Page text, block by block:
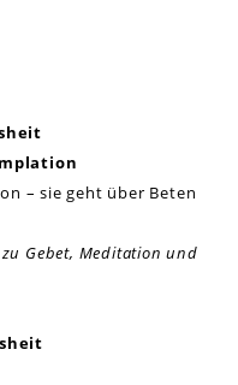
– sie geht über Beten
Gebet, Meditation und